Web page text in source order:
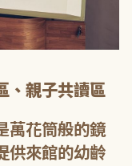
、親子共讀區
萬花筒般的鏡
供來館的幼齡